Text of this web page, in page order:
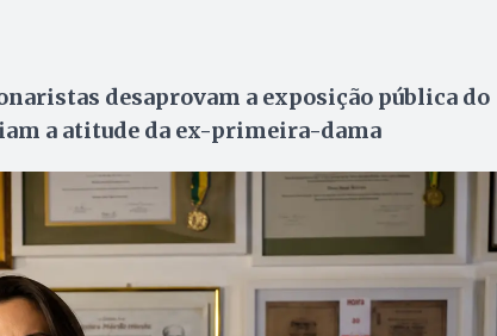
desaprovam a exposição pública do
a atitude da ex-primeira-dama